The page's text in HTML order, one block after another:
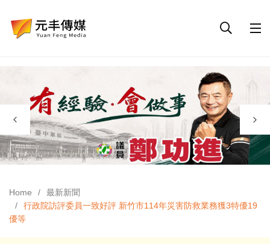
Home
最新新聞
行政院訪評委員一致好評 新竹市114年災害防救業務獲3特優19
優等